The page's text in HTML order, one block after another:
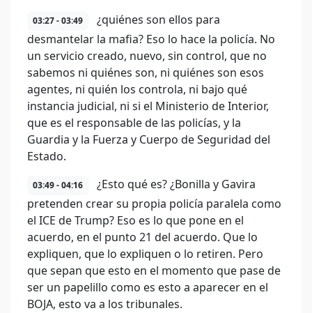
03:27 - 03:49
¿quiénes son ellos para
desmantelar la mafia? Eso lo hace la policía. No
un servicio creado, nuevo, sin control, que no
sabemos ni quiénes son, ni quiénes son esos
agentes, ni quién los controla, ni bajo qué
instancia judicial, ni si el Ministerio de Interior,
que es el responsable de las policías, y la
Guardia y la Fuerza y Cuerpo de Seguridad del
Estado.
03:49 - 04:16
¿Esto qué es? ¿Bonilla y Gavira
pretenden crear su propia policía paralela como
el ICE de Trump? Eso es lo que pone en el
acuerdo, en el punto 21 del acuerdo. Que lo
expliquen, que lo expliquen o lo retiren. Pero
que sepan que esto en el momento que pase de
ser un papelillo como es esto a aparecer en el
BOJA, esto va a los tribunales.